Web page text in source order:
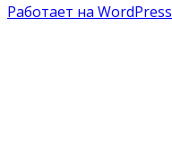
Работает на WordPress